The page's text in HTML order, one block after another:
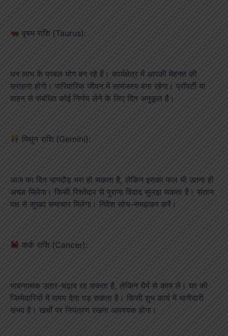
वृषभ राशि (Taurus):
धन लाभ के प्रबल योग बन रहे हैं। कार्यक्षेत्र में आपकी मेहनत की
सराहना होगी। पारिवारिक जीवन में सामंजस्य बना रहेगा। प्रॉपर्टी या
वाहन से संबंधित कोई निर्णय लेने के लिए दिन अनुकूल है।
मिथुन राशि (Gemini):
आज का दिन भागदौड़ भरा हो सकता है, लेकिन इसका फल भी उतना ही
अच्छा मिलेगा। किसी रिश्तेदार से पुराना विवाद सुलझ सकता है। संतान
पक्ष से सुखद समाचार मिलेगा। निवेश सोच-समझकर करें।
कर्क राशि (Cancer):
भावनात्मक उतार-चढ़ाव रह सकता है, लेकिन धैर्य से काम लें। घर की
जिम्मेदारियों में समय देना पड़ सकता है। किसी शुभ कार्य में भागीदारी
संभव है। खर्चों पर नियंत्रण रखना आवश्यक होगा।